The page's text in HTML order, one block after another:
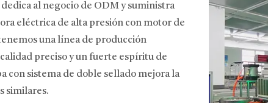
al negocio de ODM y suministra
eléctrica de alta presión con motor de
una línea de producción
preciso y un fuerte espíritu de
con sistema de doble sellado mejora la
similares.